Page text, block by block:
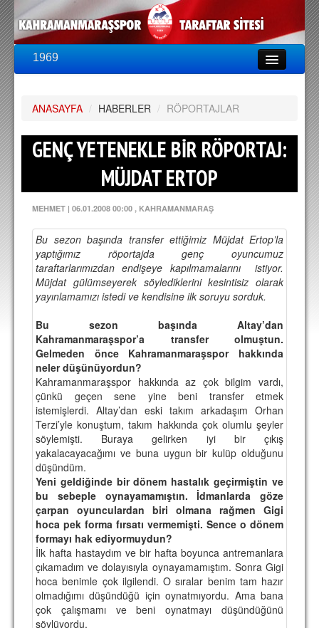
1969
PUAN DURUMU
FİKSTÜR
KADRO
A TAKIM KADROSU
TEKNİK KADRO
TRANSFERLER
TARAFTAR
BİLETLER
DEPLASMAN
LİSANSLI ÜRÜNLER
MULTİMEDYA
FOTOĞRAF & VİDEOLAR
MARŞ & TEZAHÜRATLAR
KULÜP
AMBLEM
SPOR TESİSLERİ
YÖNETİM KURULU
PERSONEL
SPONSORLAR
ANASAYFA / HABERLER / RÖPORTAJLAR
GENÇ YETENEKLE BİR RÖPORTAJ:
MÜJDAT ERTOP
MEHMET | 06.01.2008 00:00 , KAHRAMANMARAŞ
Bu sezon başında transfer ettiğimiz Müjdat Ertop’la
yaptığımız röportajda genç oyuncumuz
taraftarlarımızdan endişeye kapılmamalarını istiyor.
Müjdat gülümseyerek söylediklerini kesintisiz olarak
yayınlamamızı istedi ve kendisine ilk soruyu sorduk.
Bu sezon başında Altay’dan
Kahramanmaraşspor’a transfer olmuştun.
Gelmeden önce Kahramanmaraşspor hakkında
neler düşünüyordun?
Kahramanmaraşspor hakkında az çok bilgim vardı,
çünkü geçen sene yine beni transfer etmek
istemişlerdi. Altay’dan eski takım arkadaşım Orhan
Terzi’yle konuştum, takım hakkında çok olumlu şeyler
söylemişti. Buraya gelirken iyi bir çıkış
yakalacayacağımı ve buna uygun bir kulüp olduğunu
düşündüm.
Yeni geldiğinde bir dönem hastalık geçirmiştin ve
bu sebeple oynayamamıştın. İdmanlarda göze
çarpan oyunculardan biri olmana rağmen Gigi
hoca pek forma fırsatı vermemişti. Sence o dönem
formayı hak ediyormuydun?
İlk hafta hastaydım ve bir hafta boyunca antremanlara
çıkamadım ve dolayısıyla oynayamamıştım. Sonra Gigi
hoca benimle çok ilgilendi. O sıralar benim tam hazır
olmadığımı düşündüğü için oynatmıyordu. Ama bana
çok çalışmamı ve beni oynatmayı düşündüğünü
söylüyordu.